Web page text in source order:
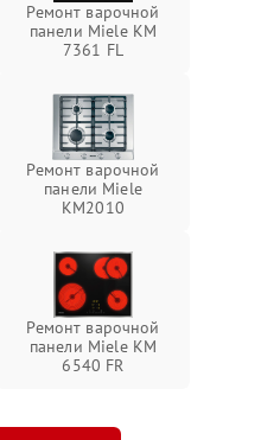
Ремонт варочной
панели Miele KM
7361 FL
Ремонт варочной
панели Miele
KM2010
Ремонт варочной
панели Miele KM
6540 FR